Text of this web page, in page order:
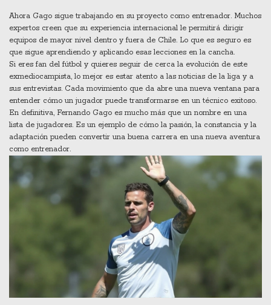
Ahora Gago sigue trabajando en su proyecto como entrenador. Muchos
expertos creen que su experiencia internacional le permitirá dirigir
equipos de mayor nivel dentro y fuera de Chile. Lo que es seguro es
que sigue aprendiendo y aplicando esas lecciones en la cancha.
Si eres fan del fútbol y quieres seguir de cerca la evolución de este
exmediocampista, lo mejor es estar atento a las noticias de la liga y a
sus entrevistas. Cada movimiento que da abre una nueva ventana para
entender cómo un jugador puede transformarse en un técnico exitoso.
En definitiva, Fernando Gago es mucho más que un nombre en una
lista de jugadores. Es un ejemplo de cómo la pasión, la constancia y la
adaptación pueden convertir una buena carrera en una nueva aventura
como entrenador.